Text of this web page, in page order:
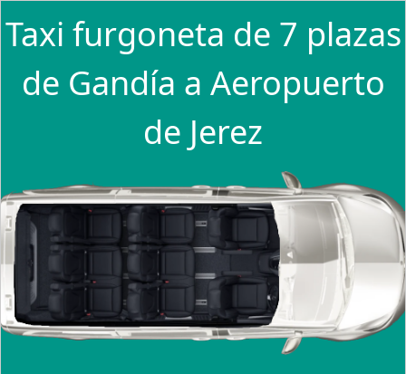
Taxi furgoneta de 7 plazas
de Gandía a Aeropuerto
de Jerez